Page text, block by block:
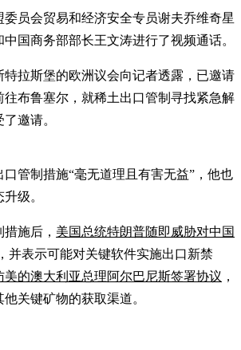
员会贸易和经济安全专员谢夫乔维奇星
国商务部部长王文涛进行了视频通话。
特拉斯堡的欧洲议会向记者透露，已邀请
往布鲁塞尔，就稀土出口管制寻找紧急解
邀请。
管制措施“毫无道理且有害无益”，他也
级。
施后， 美国总统特朗普随即威胁对中国
，并表示可能对关键软件实施出口新禁
美的澳大利亚总理阿尔巴尼斯签署协议 ，
关键矿物的获取渠道。